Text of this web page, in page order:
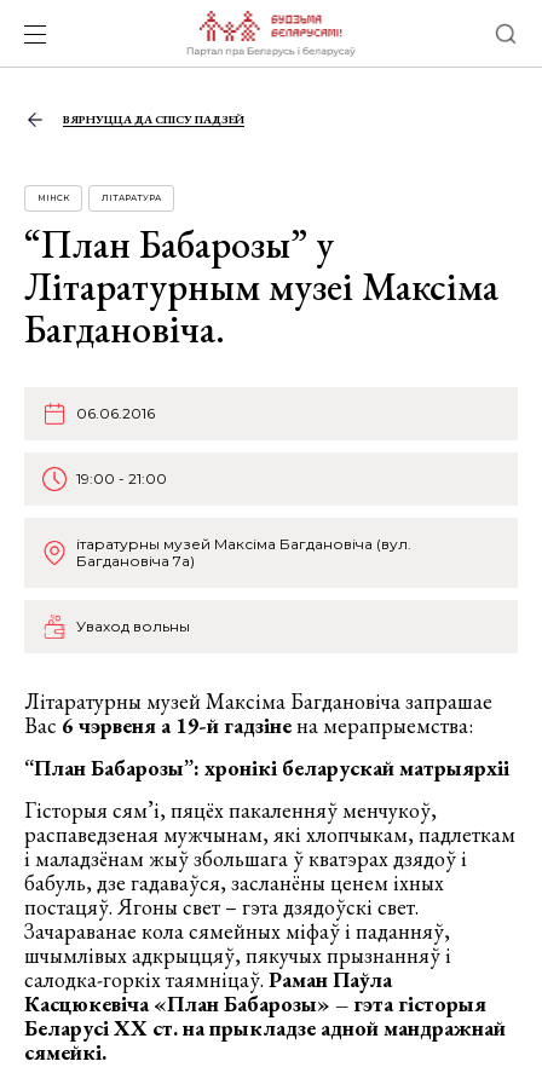
ВЯРНУЦЦА ДА СПІСУ ПАДЗЕЙ
МІНСК ЛІТАРАТУРА
“План Бабарозы” у
Літаратурным музеі Максіма
Багдановіча.
06.06.2016
19:00 - 21:00
ітаратурны музей Максіма Багдановіча (вул.
Багдановіча 7а)
Уваход вольны
Літаратурны музей Максіма Багдановіча запрашае
Вас 6 чэрвеня а 19-й гадзінена мерапрыемства:
“План Бабарозы”: хронікі беларускай матрыярхіі
Гісторыя сям’і, пяцёх пакаленняў менчукоў,
распаведзеная мужчынам, які хлопчыкам, падлеткам
і маладзёнам жыў збольшага ў кватэрах дзядоў і
бабуль, дзе гадаваўся, засланёны ценем іхных
постацяў. Ягоны свет – гэта дзядоўскі свет.
Зачараванае кола сямейных міфаў і паданняў,
шчымлівых адкрыццяў, пякучых прызнанняў і
салодка-горкіх таямніцаў. Раман Паўла
Касцюкевіча «План Бабарозы» – гэта гісторыя
Беларусі ХХ ст. на прыкладзе адной мандражнай
сямейкі.